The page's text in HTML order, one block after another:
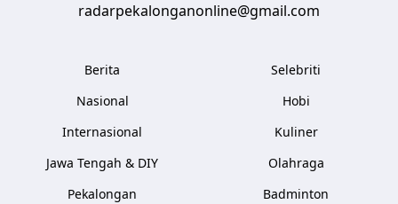
radarpekalonganonline@gmail.com
Berita
Nasional
Internasional
Jawa Tengah & DIY
Pekalongan
Selebriti
Hobi
Kuliner
Olahraga
Badminton